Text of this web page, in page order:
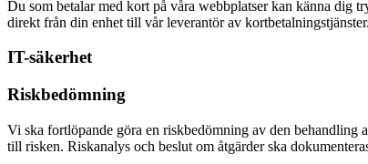
Du som betalar med kort på våra webbplatser kan känna dig
direkt från din enhet till vår leverantör av
IT-säkerhet
Riskbedömning
Vi ska fortlöpande göra en riskbedömning av den behandling
till risken. Riskanalys och beslut om åtgärder ska